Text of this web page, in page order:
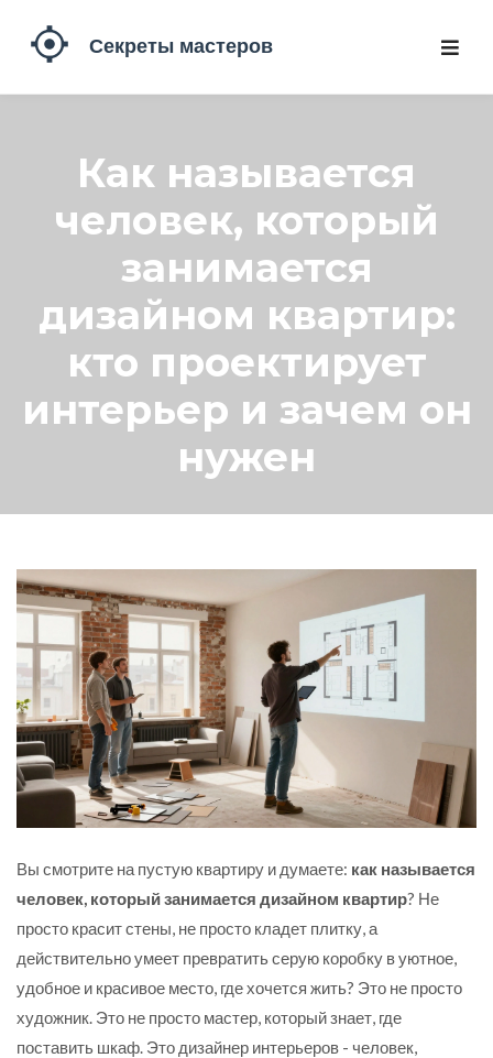
Как называется
человек, который
занимается
дизайном квартир:
кто проектирует
интерьер и зачем он
нужен
Вы смотрите на пустую квартиру и думаете: как называется
человек, который занимается дизайном квартир? Не
просто красит стены, не просто кладет плитку, а
действительно умеет превратить серую коробку в уютное,
удобное и красивое место, где хочется жить? Это не просто
художник. Это не просто мастер, который знает, где
поставить шкаф. Это дизайнер интерьеров - человек,